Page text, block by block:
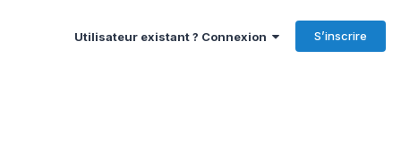
Utilisateur existant ? Connexion S’inscrire